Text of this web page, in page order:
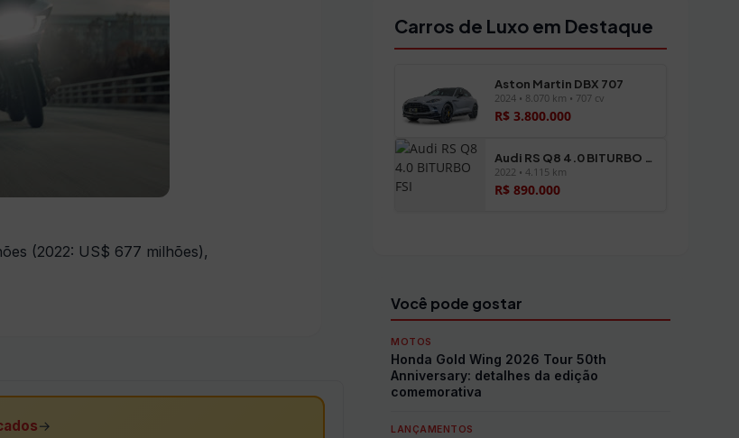
(2022: US$ 677 milhões),
→
Carros de Luxo em Destaque
Aston Martin DBX 707
2024 • 8.070 km • 707 cv
R$ 3.800.000
Audi RS Q8 4.0 BITURBO FSI
2022 • 4.115 km
R$ 890.000
Você pode gostar
MOTOS
Honda Gold Wing 2026 Tour 50th
Anniversary: detalhes da edição
comemorativa
LANÇAMENTOS